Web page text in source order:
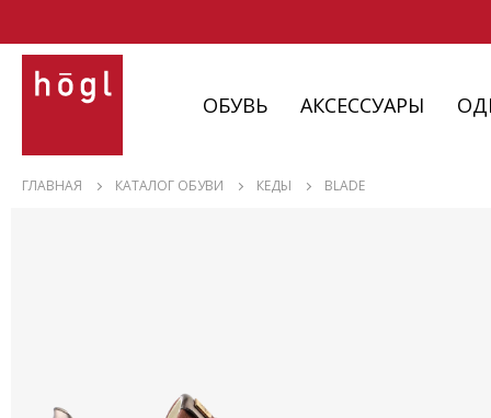
ОБУВЬ АКСЕССУАРЫ
АКСЕССУАРЫ
ГЛАВНАЯ КАТАЛОГ ОБУВИ КЕДЫ BLADE